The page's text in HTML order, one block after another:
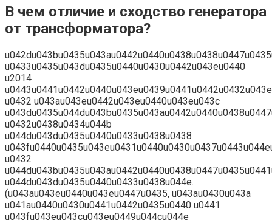
В чем отличие и сходство генератора
от трансформатора?
u0433u0435u043du0435u0440u0430u0442u043eu0440
u2014
u0432 u043au043eu0442u043eu0440u043eu043c
u0432u0438u0434u044b
u044du043du0435u0440u0433u0438u0438
u0432
u044du043du0435u0440u0433u0438u044e.
(u043au043eu0440u043eu0447u0435, u043au0430u043a
u041au0440u0430u0441u0442u0435u0440 u0441
u043fu043eu043cu043eu0449u044cu044e